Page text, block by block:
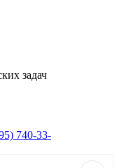
задач
740-33-